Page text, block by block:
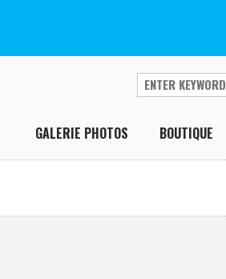
GALERIE PHOTOS BOUTIQUE